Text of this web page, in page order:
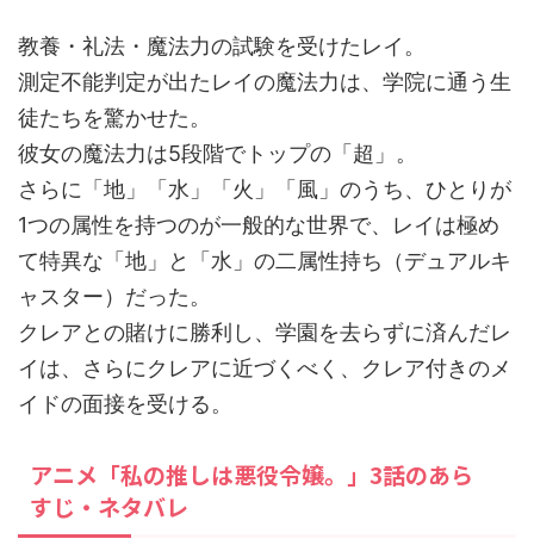
教養・礼法・魔法力の試験を受けたレイ。
測定不能判定が出たレイの魔法力は、学院に通う生
徒たちを驚かせた。
彼女の魔法力は5段階でトップの「超」。
さらに「地」「水」「火」「風」のうち、ひとりが
1つの属性を持つのが一般的な世界で、レイは極め
て特異な「地」と「水」の二属性持ち（デュアルキ
ャスター）だった。
クレアとの賭けに勝利し、学園を去らずに済んだレ
イは、さらにクレアに近づくべく、クレア付きのメ
イドの面接を受ける。
アニメ「私の推しは悪役令嬢。」3話のあら
すじ・ネタバレ